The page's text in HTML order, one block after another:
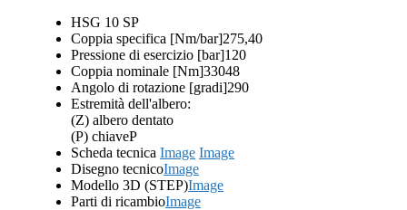
HSG 10 SP
Coppia specifica [Nm/bar]275,40
Pressione di esercizio [bar]120
Coppia nominale [Nm]33048
Angolo di rotazione [gradi]290
Estremità dell'albero:
(Z) albero dentato
(P) chiaveP
Scheda tecnica Image Image
Disegno tecnicoImage
Modello 3D (STEP)Image
Parti di ricambioImage